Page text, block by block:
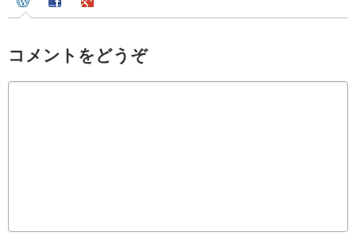
コメントをどうぞ